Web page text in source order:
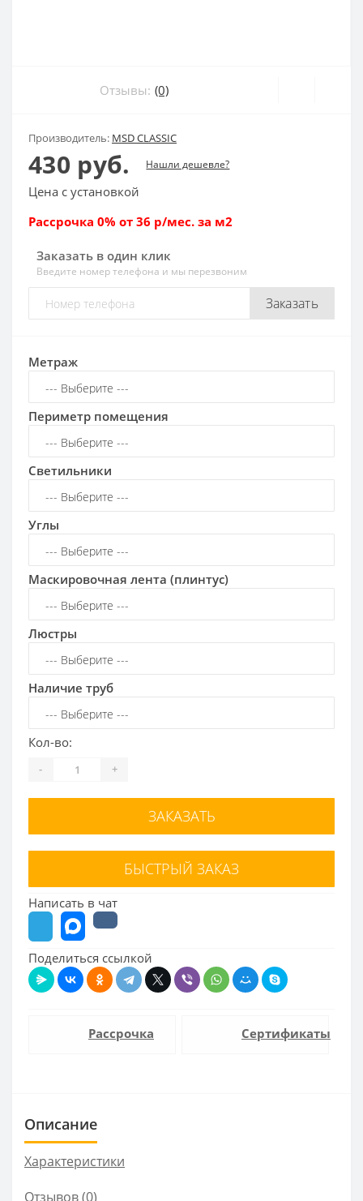
Отзывы: (0)
Производитель: MSD CLASSIC
430 руб. Нашли дешевле?
Цена с установкой
Рассрочка 0% от 36 р/мес. за м2
Заказать в один клик
Введите номер телефона и мы перезвоним
Заказать
Метраж
Периметр помещения
Светильники
Углы
Маскировочная лента (плинтус)
Люстры
Наличие труб
Кол-во:
- +
ЗАКАЗАТЬ
БЫСТРЫЙ ЗАКАЗ
Написать в чат
Поделиться ссылкой
Рассрочка Сертификаты
Описание
Характеристики
Отзывов (0)